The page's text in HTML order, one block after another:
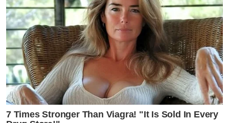
7 Times Stronger Than Viagra! "It Is Sold In Every